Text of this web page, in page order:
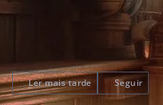
Ler mais tarde Seguir